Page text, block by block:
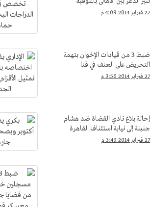
27 فبراير 2014 4:09 م
ضبط 3 من قيادات الإخوان بتهمة
التحريض على العنف في قنا
27 فبراير 2014 3:56 م
إحالة بلاغ نادي القضاة ضد هشام
جنينة إلى نيابة استئناف القاهرة
27 فبراير 2014 3:49 م